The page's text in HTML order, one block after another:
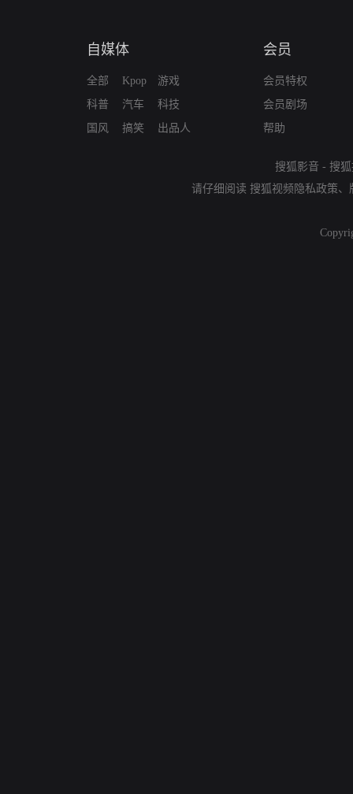
自媒体
全部
科普
国风
Kpop
汽车
搞笑
游戏
科技
出品人
会员
会员特权
会员剧场
帮助
搜狐影音 - 搜
请仔细阅读 搜狐视频隐私政策、